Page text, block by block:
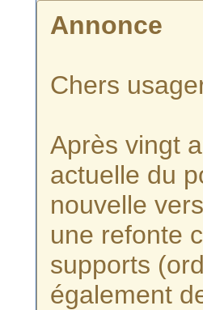
Annonce
Chers
Après vingt
actuelle du
nouvelle
une refonte
supports
également